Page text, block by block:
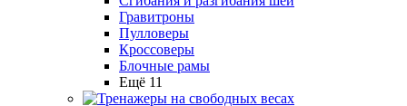
Гравитроны
Пулловеры
Кроссоверы
Блочные рамы
Ещё 11